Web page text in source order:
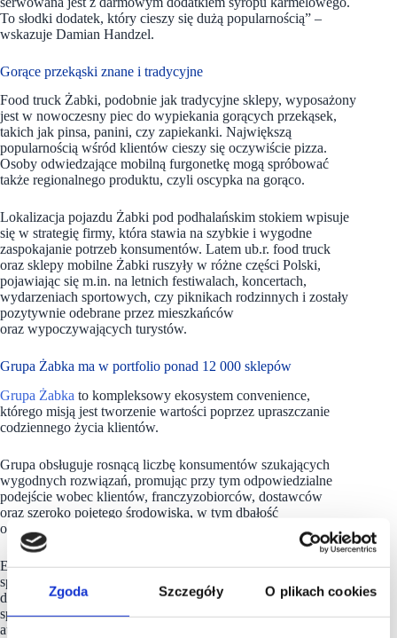
Zgoda Szczegóły O plikach cookies
To słodki dodatek, który cieszy się dużą popularnością” –
wskazuje Damian Handzel.
Gorące przekąski znane i tradycyjne
Food truck Żabki, podobnie jak tradycyjne sklepy, wyposażony
jest w nowoczesny piec do wypiekania gorących przekąsek,
takich jak pinsa, panini, czy zapiekanki. Największą
popularnością wśród klientów cieszy się oczywiście pizza.
Osoby odwiedzające mobilną furgonetkę mogą spróbować
także regionalnego produktu, czyli oscypka na gorąco.
Lokalizacja pojazdu Żabki pod podhalańskim stokiem wpisuje
się w strategię firmy, która stawia na szybkie i wygodne
zaspokajanie potrzeb konsumentów. Latem ub.r. food truck
oraz sklepy mobilne Żabki ruszyły w różne części Polski,
pojawiając się m.in. na letnich festiwalach, koncertach,
wydarzeniach sportowych, czy piknikach rodzinnych i zostały
pozytywnie odebrane przez mieszkańców
oraz wypoczywających turystów.
Grupa Żabka ma w portfolio ponad 12 000 sklepów
Grupa Żabka to kompleksowy ekosystem convenience,
którego misją jest tworzenie wartości poprzez upraszczanie
codziennego życia klientów.
Grupa obsługuje rosnącą liczbę konsumentów szukających
wygodnych rozwiązań, promując przy tym odpowiedzialne
podejście wobec klientów, franczyzobiorców, dostawców
oraz szeroko pojętego środowiska, w tym dbałość
o zrównoważone korzystanie z produktów i opakowań.
Ekosystem Grupy Żabka obejmuje wiodącą w Polsce sieć
sprzedaży detalicznej w formacie modern convenience
działającą pod marką Żabka oraz działającą w Rumunii sieć
spod marką Froo. Uzupełnia je sieć bezobsługowych sklepów
autonomicznych pod szyldem Żabka Nano, umożliwiających